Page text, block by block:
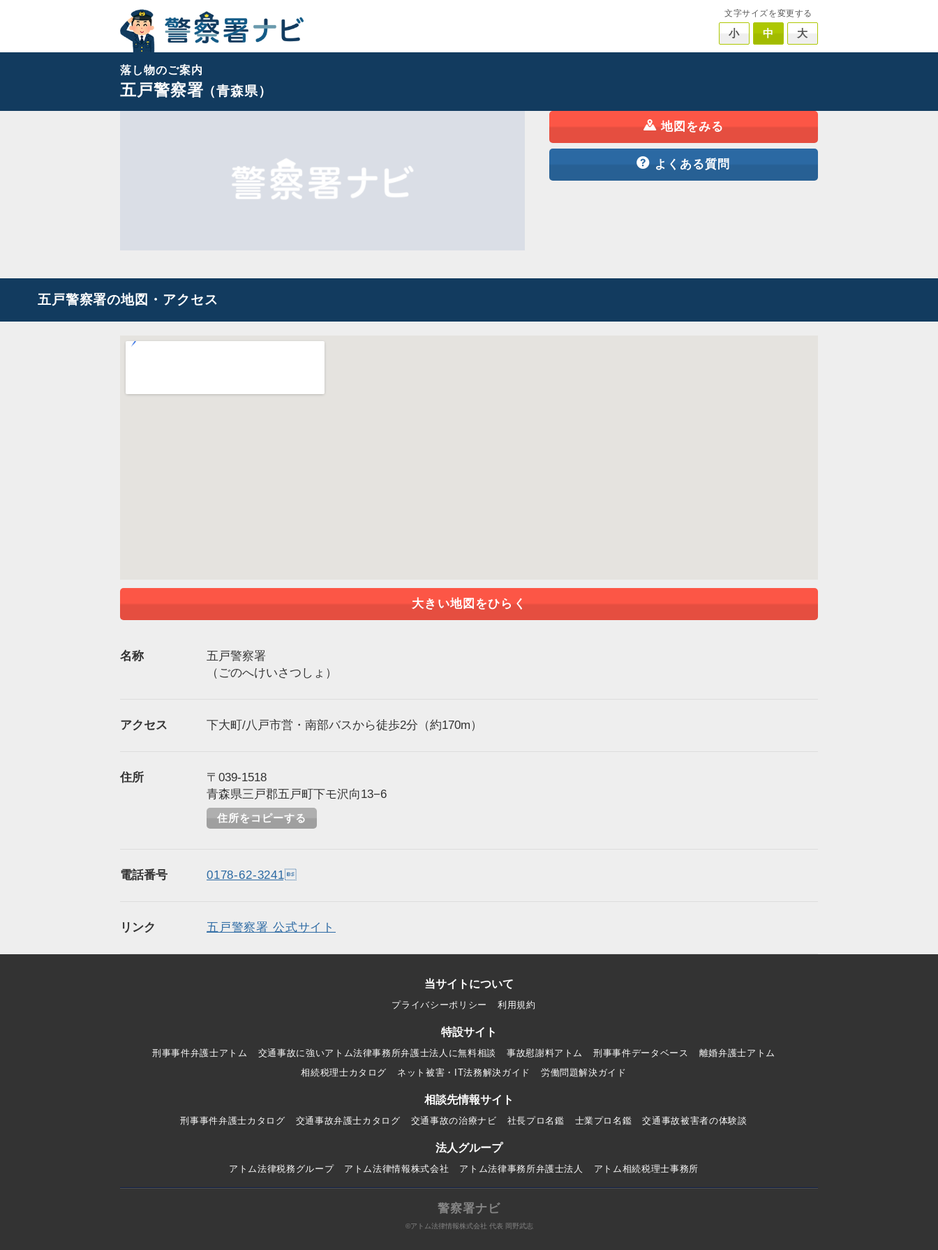
文字サイズを変更する
小 中 大
落し物のご案内
五戸警察署（青森県）
地図をみる
よくある質問
五戸警察署の地図・アクセス
大きい地図をひらく
名称
五戸警察署
（ごのへけいさつしょ）
アクセス 下大町/八戸市営・南部バスから徒歩2分（約170m）
住所
〒039-1518
青森県三戸郡五戸町下モ沢向13−6
住所をコピーする
電話番号 0178-62-3241
リンク 五戸警察署 公式サイト
当サイトについて
プライバシーポリシー 利用規約
特設サイト
刑事事件弁護士アトム 交通事故に強いアトム法律事務所弁護士法人に無料相談 事故慰謝料アトム 刑事事件データベース
離婚弁護士アトム
相続税理士カタログ
ネット被害・IT法務解決ガイド 労働問題解決ガイド
相談先情報サイト
刑事事件弁護士カタログ 交通事故弁護士カタログ 交通事故の治療ナビ 社長プロ名鑑 士業プロ名鑑 交通事故被害者の体験談
法人グループ
アトム法律税務グループ アトム法律情報株式会社 アトム法律事務所弁護士法人 アトム相続税理士事務所
警察署ナビ
©アトム法律情報株式会社 代表 岡野武志